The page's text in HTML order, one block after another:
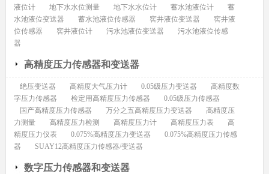
液位计
地下水水位测量 地下水水位计 蓄水池液位计
蓄
水池液位变送器
蓄水池液位传感器 窖井液位变送器
窖井液
位传感器
窖井液位计 污水池液位变送器
污水池液位传感
器
高精度压力传感器和变送器
绝压变送器 高精度大气压力计 0.05级压力变送器
高精度数
字压力传感器
检定用高精度压力传感器
0.05级压力传感器
国产高精度压力传感器
万分之五高精度压力变送器
高精度压
力测量
高精度压力检测 高精度压力计 高精度压力表
高
精度压力仪表
0.075%高精度压力变送器
0.075%高精度压力传感
器
SUAY12高精度压力传感器/变送器
数字压力传感器和变送器